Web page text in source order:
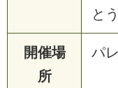
と
開催場
所
パ